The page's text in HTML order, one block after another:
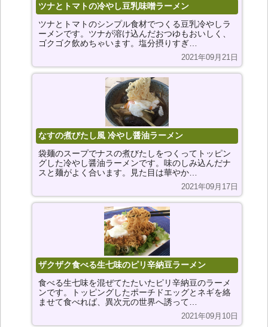
ツナとトマトの冷やし豆乳味噌ラーメン
ツナとトマトのシンプル食材でつくる豆乳冷やしラ
ーメンです。ツナが溶け込んだおつゆもおいしく、
ゴクゴク飲めちゃいます。塩分摂りすぎ…
2021年09月21日
なすの煮びたし風 冷やし醤油ラーメン
袋麺のスープでナスの煮びたしをつくってトッピン
グした冷やし醤油ラーメンです。味のしみ込んだナ
スと麺がよく合います。見た目は華やか…
2021年09月17日
ザクザク食べる生七味のピリ辛納豆ラーメン
食べる生七味を混ぜてたたいたピリ辛納豆のラーメ
ンです。トッピングしたポーチドエッグとネギを絡
ませて食べれば、異次元の世界へ誘って…
2021年09月10日